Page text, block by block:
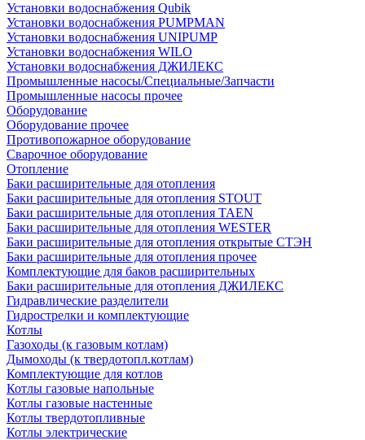
Установки водоснабжения Qubik
Установки водоснабжения PUMPMAN
Установки водоснабжения UNIPUMP
Установки водоснабжения WILO
Установки водоснабжения ДЖИЛЕКС
Промышленные насосы/Специальные/Запчасти
Промышленные насосы прочее
Оборудование
Оборудование прочее
Противопожарное оборудование
Сварочное оборудование
Отопление
Баки расширительные для отопления
Баки расширительные для отопления STOUT
Баки расширительные для отопления TAEN
Баки расширительные для отопления WESTER
Баки расширительные для отопления открытые СТЭН
Баки расширительные для отопления прочее
Комплектующие для баков расширительных
Баки расширительные для отопления ДЖИЛЕКС
Гидравлические разделители
Гидрострелки и комплектующие
Котлы
Газоходы (к газовым котлам)
Дымоходы (к твердотопл.котлам)
Комплектующие для котлов
Котлы газовые напольные
Котлы газовые настенные
Котлы твердотопливные
Котлы электрические